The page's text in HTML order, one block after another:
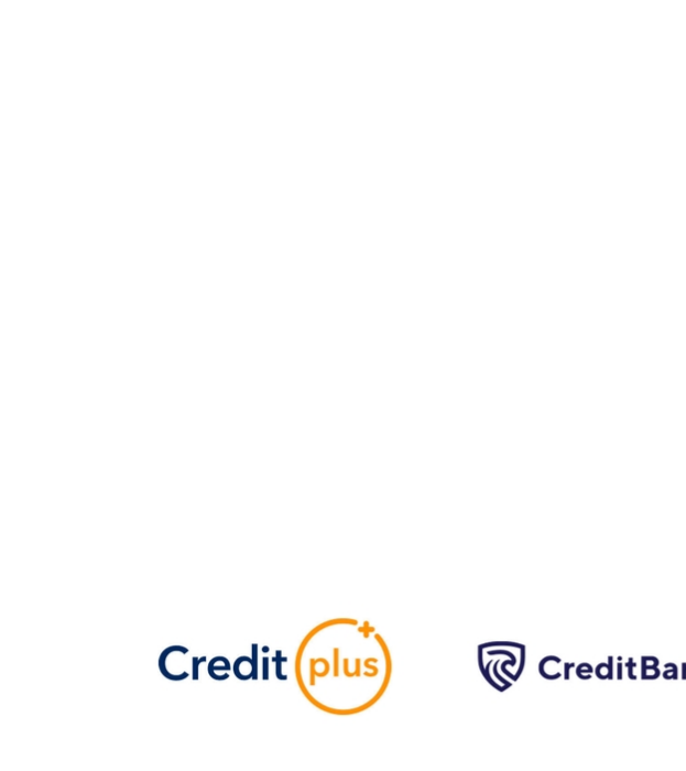
экономические преимущества. Они не только помогают малому
лицам, но и способствуют улучшению доступа к образованию и
развитием онлайн-финансовых сервисов, микрокредиты стали